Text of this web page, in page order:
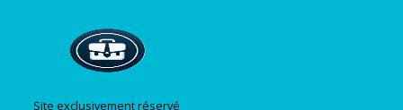
Site exclusivement réservé